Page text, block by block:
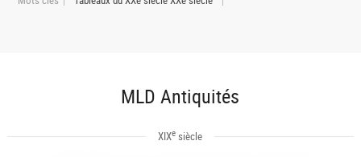
MLD Antiquités
XIXe siècle